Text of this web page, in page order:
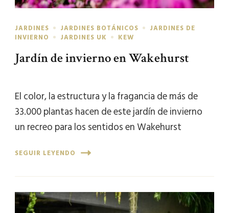
JARDINES JARDINES BOTÁNICOS
JARDINES DE
INVIERNO
JARDINES UK KEW
Jardín de invierno en Wakehurst
El color, la estructura y la fragancia de más de
33.000 plantas hacen de este jardín de invierno
un recreo para los sentidos en Wakehurst
SEGUIR LEYENDO